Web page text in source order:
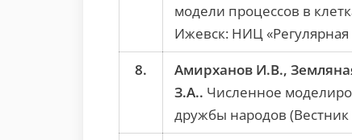
модели процессов в
Ижевск: НИЦ «Регулярная
8.
Амирханов И.В.,
З.А.. Численное
дружбы народов